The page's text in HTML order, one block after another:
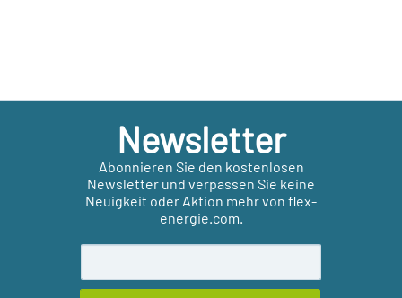
Newsletter
Abonnieren Sie den kostenlosen
Newsletter und verpassen Sie keine
Neuigkeit oder Aktion mehr von flex-
energie.com.